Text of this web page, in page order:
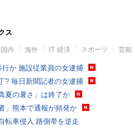
ス
国内 海外 IT 経済 スポーツ 芸能
行か 施設従業員の女逮捕
? 毎日新聞記者の女逮捕
夏の暑さ」は終了か
」熊本で通報が頻発か
転車侵入 路側帯を逆走